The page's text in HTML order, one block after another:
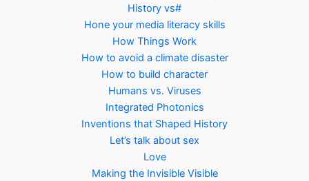
History vs#
Hone your media literacy skills
How Things Work
How to avoid a climate disaster
How to build character
Humans vs. Viruses
Integrated Photonics
Inventions that Shaped History
Let’s talk about sex
Love
Making the Invisible Visible